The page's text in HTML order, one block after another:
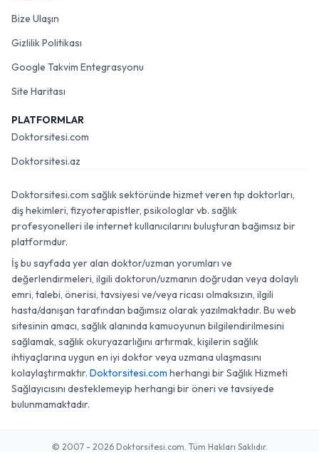
Bize Ulaşın
Gizlilik Politikası
Google Takvim Entegrasyonu
Site Haritası
PLATFORMLAR
Doktorsitesi.com
Doktorsitesi.az
Doktorsitesi.com sağlık sektöründe hizmet veren tıp doktorları,
diş hekimleri, fizyoterapistler, psikologlar vb. sağlık
profesyonelleri ile internet kullanıcılarını buluşturan bağımsız bir
platformdur.
İş bu sayfada yer alan doktor/uzman yorumları ve
değerlendirmeleri, ilgili doktorun/uzmanın doğrudan veya dolaylı
emri, talebi, önerisi, tavsiyesi ve/veya ricası olmaksızın, ilgili
hasta/danışan tarafından bağımsız olarak yazılmaktadır. Bu web
sitesinin amacı, sağlık alanında kamuoyunun bilgilendirilmesini
sağlamak, sağlık okuryazarlığını artırmak, kişilerin sağlık
ihtiyaçlarına uygun en iyi doktor veya uzmana ulaşmasını
kolaylaştırmaktır. Doktorsitesi.com herhangi bir Sağlık Hizmeti
Sağlayıcısını desteklemeyip herhangi bir öneri ve tavsiyede
bulunmamaktadır.
© 2007 - 2026 Doktorsitesi.com. Tüm Hakları Saklıdır.